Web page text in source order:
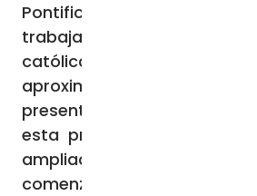
Pontificias – explica el
trabajado principalmente
católica de rito latino,
aproximadamente el 1%
presentes en Ucrania. Sin
esta primera etapa,
ampliado su ámbito
comenzado a colaborar